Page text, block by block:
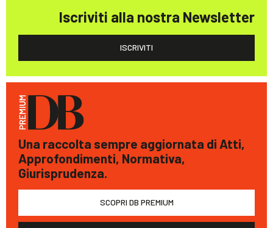
Iscriviti alla nostra Newsletter
ISCRIVITI
Una raccolta sempre aggiornata di Atti,
Approfondimenti, Normativa,
Giurisprudenza.
SCOPRI DB PREMIUM